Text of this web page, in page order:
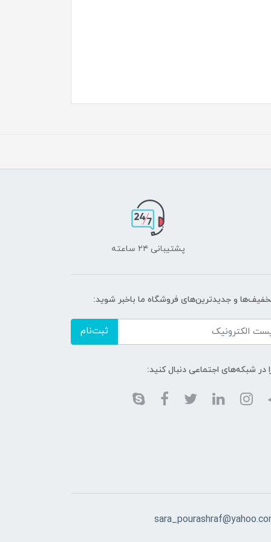
پشتیبانی ۲۴ ساعته
و جدیدترین‌های فروشگاه ما باخبر شوید:
ثبت‌نام
در شبکه‌های اجتماعی دنبال کنید: